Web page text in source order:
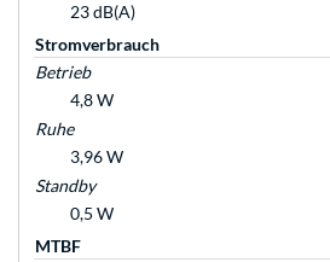
23 dB(A)
Stromverbrauch
Betrieb
4,8 W
Ruhe
3,96 W
Standby
0,5 W
MTBF